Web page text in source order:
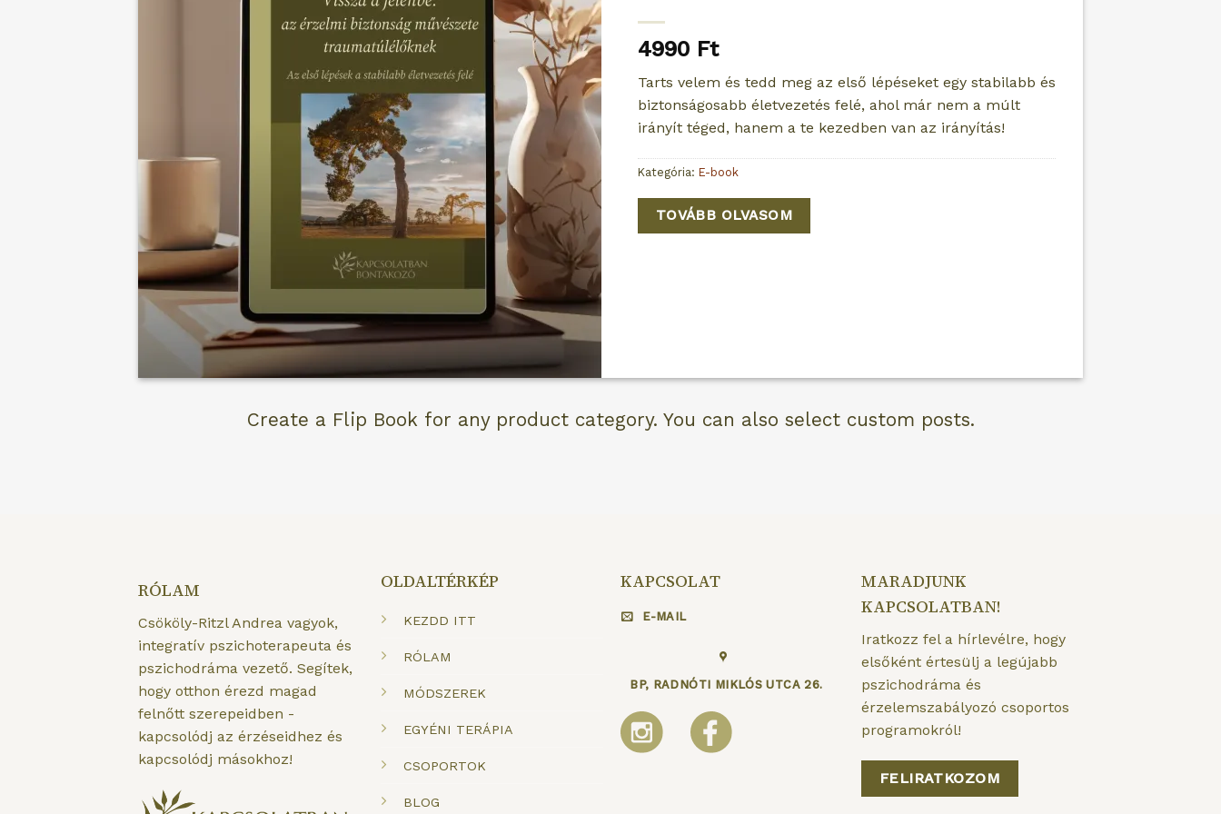
4990 Ft
Tarts velem és tedd meg az első lépéseket egy stabilabb és
biztonságosabb életvezetés felé, ahol már nem a múlt
irányít téged, hanem a te kezedben van az irányítás!
Kategória: E-book
TOVÁBB OLVASOM
Create a Flip Book for any product category. You can also select custom posts.
RÓLAM
Csököly-Ritzl Andrea vagyok,
integratív pszichoterapeuta és
pszichodráma vezető. Segítek,
hogy otthon érezd magad
felnőtt szerepeidben -
kapcsolódj az érzéseidhez és
kapcsolódj másokhoz!
OLDALTÉRKÉP
KEZDD ITT
RÓLAM
MÓDSZEREK
EGYÉNI TERÁPIA
CSOPORTOK
BLOG
KAPCSOLAT
E-MAIL
BP, RADNÓTI MIKLÓS UTCA 26.
MARADJUNK
KAPCSOLATBAN!
Iratkozz fel a hírlevélre, hogy
elsőként értesülj a legújabb
pszichodráma és
érzelemszabályozó csoportos
programokról!
FELIRATKOZOM